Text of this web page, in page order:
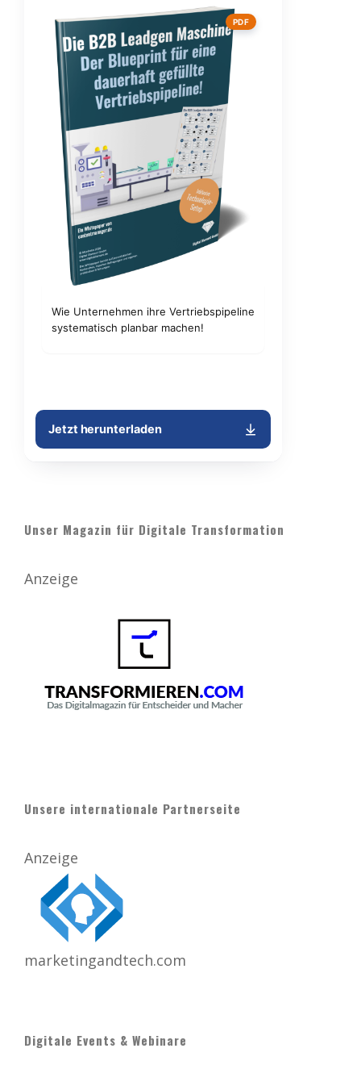
Unser Magazin für Digitale Transformation
Anzeige
Unsere internationale Partnerseite
Anzeige
marketingandtech.com
Digitale Events & Webinare